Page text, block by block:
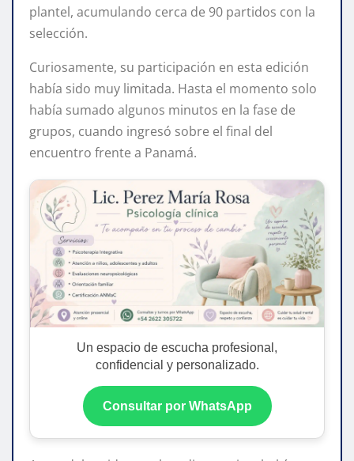
plantel, acumulando cerca de 90 partidos con la
selección.
Curiosamente, su participación en esta edición
había sido muy limitada. Hasta el momento solo
había sumado algunos minutos en la fase de
grupos, cuando ingresó sobre el final del
encuentro frente a Panamá.
Un espacio de escucha profesional,
confidencial y personalizado.
Consultar por WhatsApp